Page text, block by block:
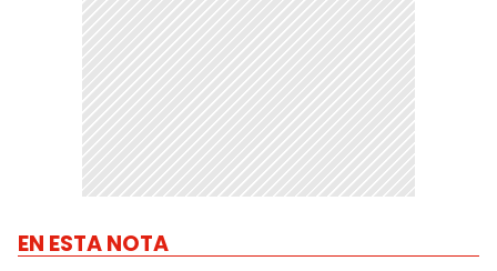
EN ESTA NOTA